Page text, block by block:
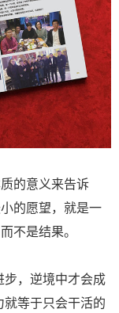
的意义来告诉
的愿望，就是一
不是结果。
步，逆境中才会成
就等于只会干活的